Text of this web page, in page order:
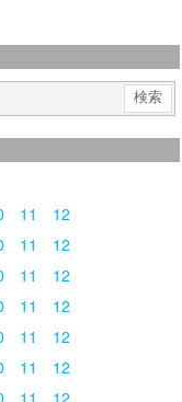
11
12
11
12
11
12
11
12
11
12
11
12
11
12